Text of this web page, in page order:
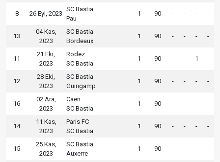
8 26 Eyl, 2023
SC Bastia
Pau
1 90 - - - -
13
04 Kas,
2023
SC Bastia
Bordeaux
1 90 - - - -
11
21 Eki,
2023
Rodez
SC Bastia
1 90 - - 1 -
12
28 Eki,
2023
SC Bastia
Guingamp
1 90 - - - -
16
02 Ara,
2023
Caen
SC Bastia
1 90 - - - -
14
11 Kas,
2023
Paris FC
SC Bastia
1 90 - - - -
15
25 Kas,
2023
SC Bastia
Auxerre
1 90 - - - -